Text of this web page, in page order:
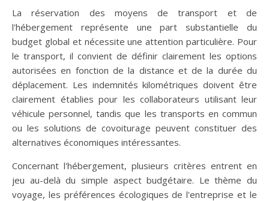
La réservation des moyens de transport et de
l'hébergement représente une part substantielle du
budget global et nécessite une attention particulière. Pour
le transport, il convient de définir clairement les options
autorisées en fonction de la distance et de la durée du
déplacement. Les indemnités kilométriques doivent être
clairement établies pour les collaborateurs utilisant leur
véhicule personnel, tandis que les transports en commun
ou les solutions de covoiturage peuvent constituer des
alternatives économiques intéressantes.
Concernant l'hébergement, plusieurs critères entrent en
jeu au-delà du simple aspect budgétaire. Le thème du
voyage, les préférences écologiques de l'entreprise et le